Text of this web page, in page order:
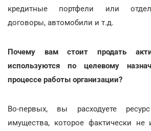
кредитные портфели или
договоры, автомобили и т.д.
Почему вам стоит продать
используются по целевому
процессе работы организации?
Во-первых, вы расходуете
имущества, которое фактически не